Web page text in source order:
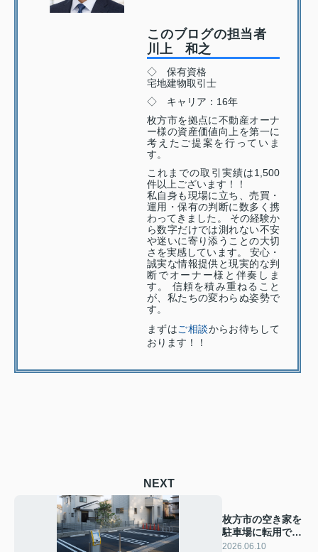
このブログの担当者
川上 和之
◇ 保有資格
宅地建物取引士
◇ キャリア：16年
枚方市を拠点に不動産オーナ
ー様の資産価値向上を第一に
考えたご提案を行っていま
す。
これまでの取引実績は1,500
件以上ございます！！
私自身も現場に立ち、売買・
運用・保有の判断に数多く携
わってきました。 その経験か
ら数字だけでは測れない不安
や迷いに寄り添うことの大切
さを実感しています。 安心・
誠実な情報提供と現実的な判
断でオーナー様と伴奏しま
す。 信頼を積み重ねること
が、私たちの変わらぬ姿勢で
す。
まずはご相談からお待ちして
おります！！
NEXT
枚方市の空き家を
駐車場に転用でき
る？諦める前に収
2026.06.10